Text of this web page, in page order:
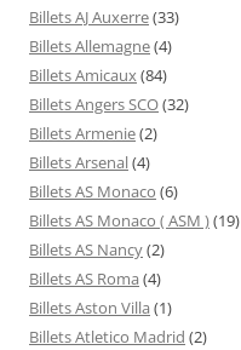
Billets AJ Auxerre(33)
Billets Allemagne(4)
Billets Amicaux(84)
Billets Angers SCO(32)
Billets Armenie(2)
Billets Arsenal(4)
Billets AS Monaco (6)
Billets AS Monaco ( ASM )(19)
Billets AS Nancy(2)
Billets AS Roma (4)
Billets Aston Villa (1)
Billets Atletico Madrid (2)